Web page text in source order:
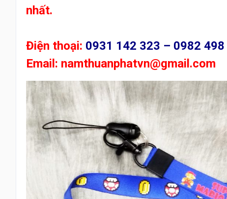
nhất.
Điện thoại: 0931 142 323 – 0982 498
Email: namthuanphatvn@gmail.com